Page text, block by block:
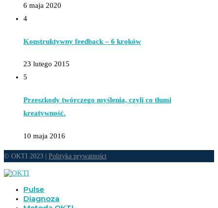
6 maja 2020
4
Konstruktywny feedback – 6 kroków
23 lutego 2015
5
Przeszkody twórczego myślenia, czyli co tłumi
kreatywność.
10 maja 2016
© OKTI 2023 | Polityka prywatności
Pulse
Diagnoza